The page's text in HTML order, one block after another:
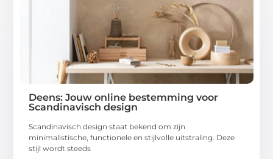
Deens: Jouw online bestemming voor
Scandinavisch design
Scandinavisch design staat bekend om zijn
minimalistische, functionele en stijlvolle uitstraling. Deze
stijl wordt steeds